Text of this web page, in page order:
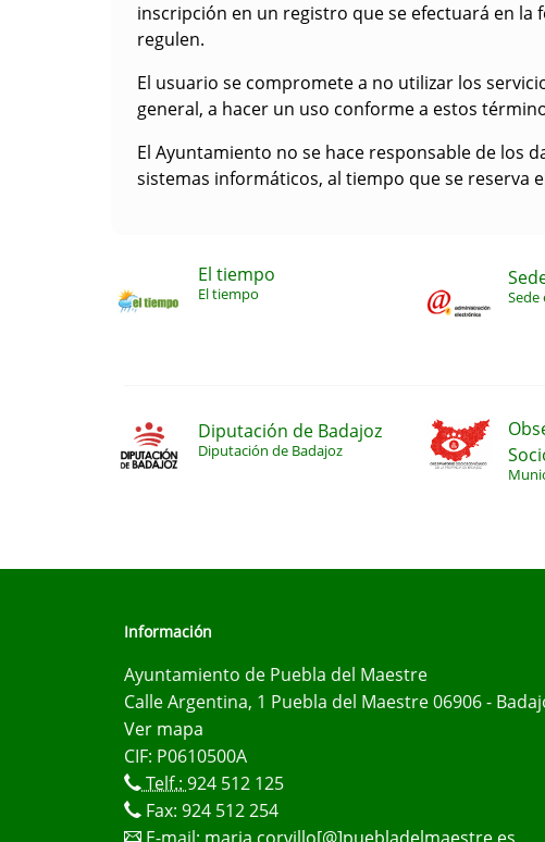
inscripción en un registro que se efectuará en
regulen.
El usuario se compromete a no utilizar los
general, a hacer un uso conforme a estos
El Ayuntamiento no se hace responsable de los
sistemas informáticos, al tiempo que se
El tiempo
El tiempo Sede
Diputación de Badajoz
Diputación de Badajoz
Información
Ayuntamiento de Puebla del Maestre
Calle Argentina, 1 Puebla del Maestre 06906 -
Ver mapa
CIF: P0610500A
Telf.: 924 512 125
Fax: 924 512 254